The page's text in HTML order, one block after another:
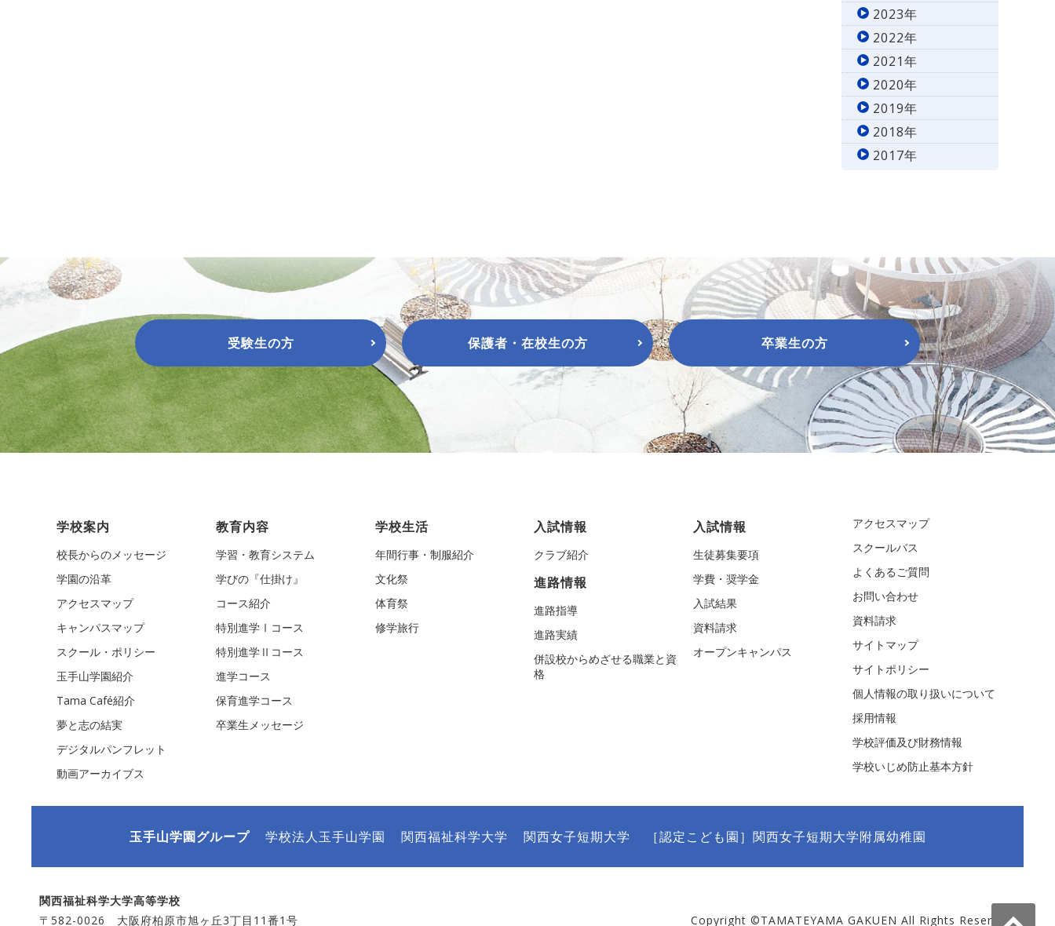
2023年
2022年
2021年
2020年
2019年
2018年
2017年
受験生の方 保護者・在校生の方 卒業生の方
学校案内
校長からのメッセージ
学園の沿革
アクセスマップ
キャンパスマップ
スクール・ポリシー
玉手山学園紹介
Tama Café紹介
夢と志の結実
デジタルパンフレット
動画アーカイブス
教育内容
学習・教育システム
学びの『仕掛け』
コース紹介
特別進学Ⅰコース
特別進学Ⅱコース
進学コース
保育進学コース
卒業生メッセージ
学校生活
年間行事・制服紹介
文化祭
体育祭
修学旅行
入試情報
クラブ紹介
進路情報
進路指導
進路実績
併設校からめざせる職業と資
格
入試情報
生徒募集要項
学費・奨学金
入試結果
資料請求
オープンキャンパス
アクセスマップ
スクールバス
よくあるご質問
お問い合わせ
資料請求
サイトマップ
サイトポリシー
個人情報の取り扱いについて
採用情報
学校評価及び財務情報
学校いじめ防止基本方針
玉手山学園グループ 学校法人玉手山学園 関西福祉科学大学 関西女子短期大学 ［認定こども園］関西女子短期大学附属幼稚園
関西福祉科学大学高等学校
〒582-0026 大阪府柏原市旭ヶ丘3丁目11番1号
Copyright ©TAMATEYAMA GAKUEN All Rights Reserved.